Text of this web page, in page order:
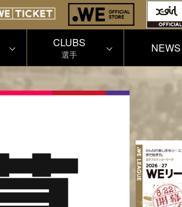
CLUBS
選手 NEWS